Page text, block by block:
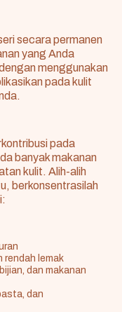
secara permanen
yang Anda
menggunakan
pada kulit
pada
banyak makanan
kulit. Alih-alih
berkonsentrasilah
rendah lemak
dan makanan
dan